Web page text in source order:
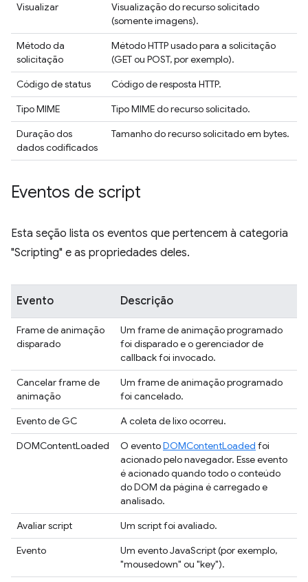
Visualizar
Visualização do recurso solicitado
(somente imagens).
Método da
solicitação
Método HTTP usado para a solicitação
(GET ou POST, por exemplo).
Código de status
Código de resposta HTTP.
Tipo MIME
Tipo MIME do recurso solicitado.
Duração dos
dados codificados
Tamanho do recurso solicitado em bytes.
Eventos de script
Esta seção lista os eventos que pertencem à categoria
"Scripting" e as propriedades deles.
Evento Descrição
Frame de animação
disparado
Um frame de animação programado
foi disparado e o gerenciador de
callback foi invocado.
Cancelar frame de
animação
Um frame de animação programado
foi cancelado.
Evento de GC
A coleta de lixo ocorreu.
DOMContentLoaded
O eventoDOMContentLoaded foi
acionado pelo navegador. Esse evento
é acionado quando todo o conteúdo
do DOM da página é carregado e
analisado.
Avaliar script
Um script foi avaliado.
Evento
Um evento JavaScript (por exemplo,
"mousedown" ou "key").